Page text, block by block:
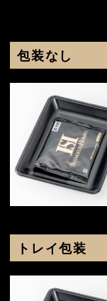
包装なし
トレイ包装